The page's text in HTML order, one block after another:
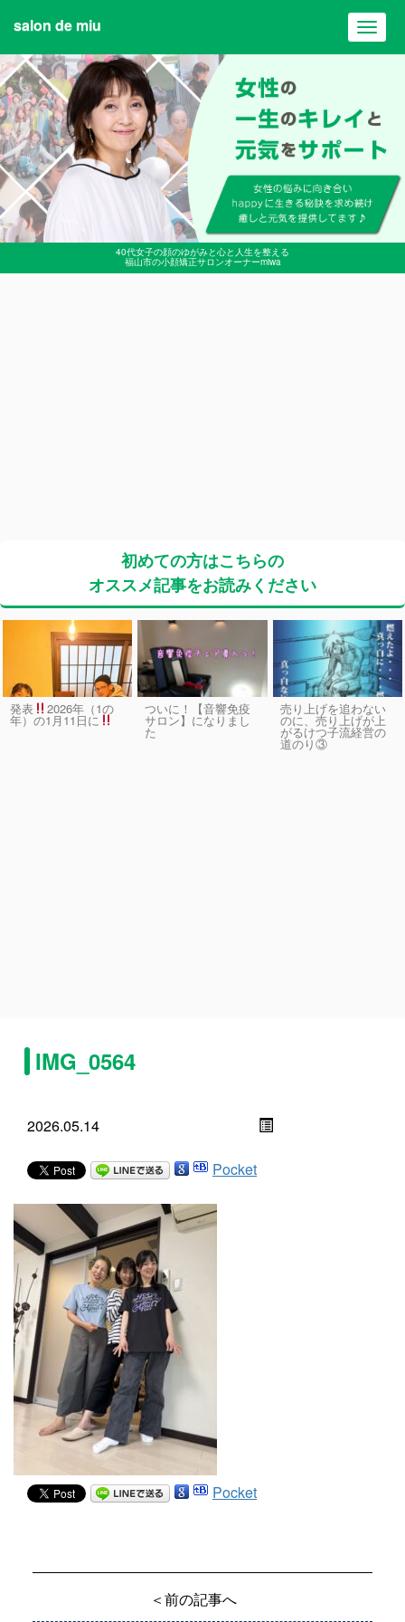
40代女子の顔のゆがみと心と人生を整える
福山市の小顔矯正サロンオーナーmiwa
salon de miu
初めての方はこちらの
オススメ記事をお読みください
発表 2026年（1の
年）の1月11日に
ついに！【音響免疫
サロン】になりまし
た
売り上げを追わない
のに、売り上げが上
がるけつ子流経営の
道のり③
IMG_0564
2026.05.14
Pocket
Pocket
＜前の記事へ